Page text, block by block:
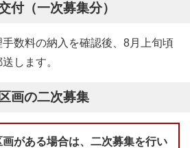
付（一次募集分）
数料の納入を確認後、8月上旬頃
します。
画の二次募集
がある場合は、二次募集を行い